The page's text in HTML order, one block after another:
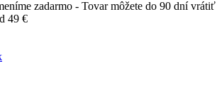
zadarmo - Tovar môžete do 90 dní vrátiť
49 €